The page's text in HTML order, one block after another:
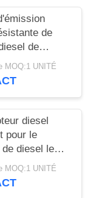
de
de
WD615.47
MOQ:1 UNITÉ
diesel
pour le
diesel le
le moteur
semi
MOQ:1 UNITÉ